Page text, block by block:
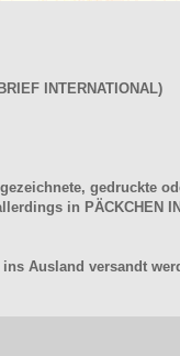
INTERNATIONAL)
gedruckte
in PÄCKCHEN
Ausland versandt